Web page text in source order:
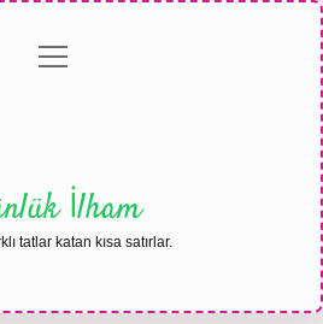
menüyü
İlham
tatlar katan kısa satırlar.